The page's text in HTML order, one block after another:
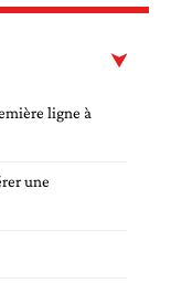
ligne à
une